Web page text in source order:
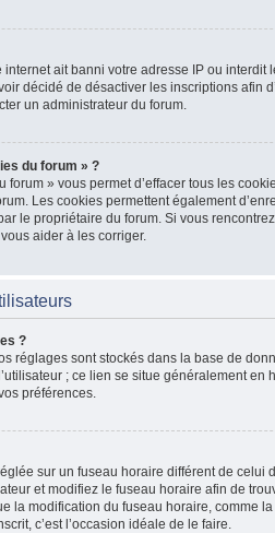
internet ait banni votre adresse IP ou
décidé de désactiver les inscriptions afin
un administrateur du forum.
du forum » ?
forum » vous permet d’effacer tous les
Les cookies permettent également
le propriétaire du forum. Si vous
aider à les corriger.
?
réglages sont stockés dans la base de
; ce lien se situe généralement en
préférences.
sur un fuseau horaire différent de
et modifiez le fuseau horaire afin de
la modification du fuseau horaire, comme
c’est l’occasion idéale de le faire.